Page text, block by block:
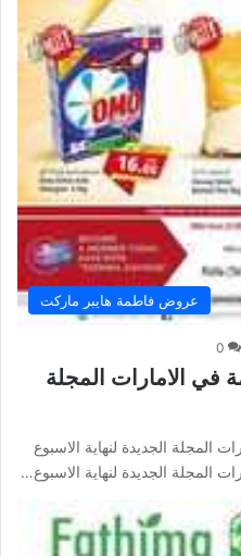
عروض فاطمة هايبر ماركت
0
الامارات المجلة
الجديدة لنهاية الاسبوع
المجلة الجديدة لنهاية الاسبوع…